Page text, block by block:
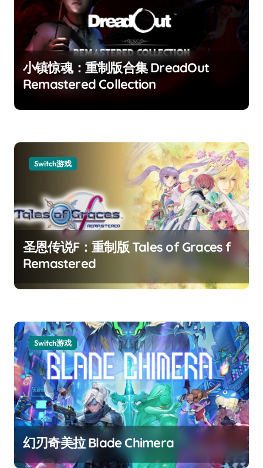
小镇惊魂：重制版合集 DreadOut
Remastered Collection
Switch游戏
圣恩传说F：重制版 Tales of Graces f
Remastered
Switch游戏
幻刃奇美拉 Blade Chimera